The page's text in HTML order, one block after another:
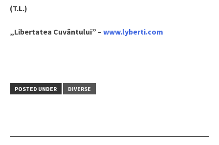
(T.L.)
„Libertatea Cuvântului” – www.lyberti.com
POSTED UNDER DIVERSE